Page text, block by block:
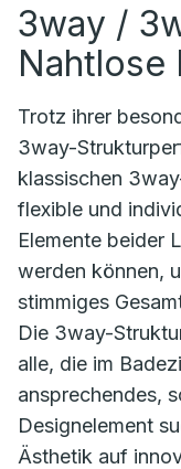
3way /
Nahtlose
Trotz ihrer
3way-
klassischen
flexible und
Elemente beider
werden können,
stimmiges
Die 3way-
alle, die im
ansprechendes,
Designelement
Ästhetik auf